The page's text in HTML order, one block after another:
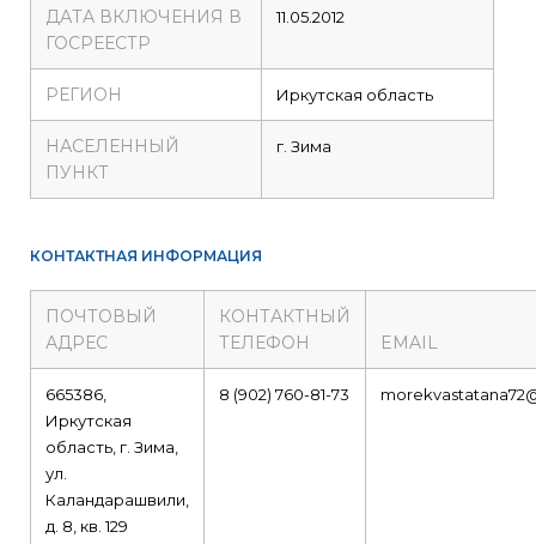
ДАТА ВКЛЮЧЕНИЯ В
ГОСРЕЕСТР
11.05.2012
РЕГИОН Иркутская область
НАСЕЛЕННЫЙ
ПУНКТ
г. Зима
КОНТАКТНАЯ ИНФОРМАЦИЯ
ПОЧТОВЫЙ
АДРЕС
КОНТАКТНЫЙ
ТЕЛЕФОН
EMAIL
665386,
Иркутская
область, г. Зима,
ул.
Каландарашвили,
д. 8, кв. 129
8 (902) 760-81-73